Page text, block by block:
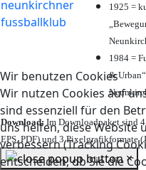
Wir benutzen Cookies
Wir nutzen Cookies auf
sind essenziell für den
uns helfen, diese
verbessern (Tracking
entscheiden, ob Sie die
1925 =
1984 =
&
Download: Im Downloadpaket sind
EPS, PDF) und 3 Pixelgrafikformate
×